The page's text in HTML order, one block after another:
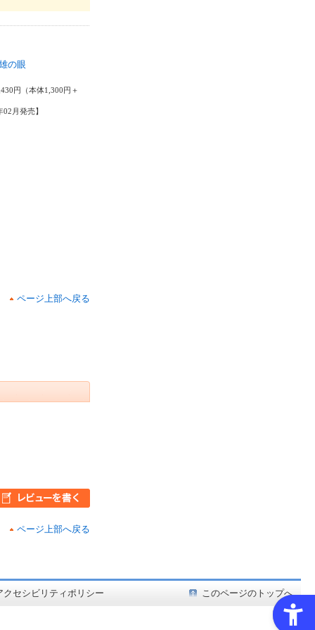
の眼
円（本体1,300円＋
02月発売】
ページ上部へ戻る
ページ上部へ戻る
クセシビリティポリシー このページのトップへ